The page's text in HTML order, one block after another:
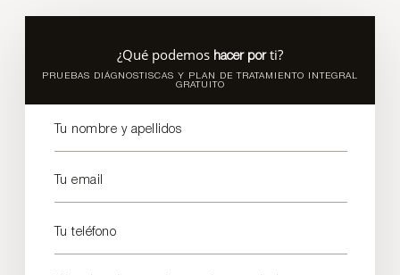
¿Qué podemos hacer porti?
PRUEBAS DIÁGNOSTISCAS Y PLAN DE TRATAMIENTO INTEGRAL
GRATUITO
Tu nombre y apellidos
Tu email
Tu teléfono